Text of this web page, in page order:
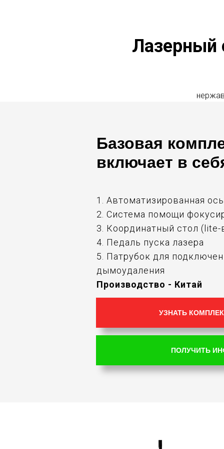
Лазерный
1. Автоматизированная
2. Система помощи
3. Координатный стол (lite-
4. Педаль пуска лазера
5. Патрубок для
дымоудаления
Производство - Китай
Базовая
включает в
УЗНАТЬ
ПОЛУЧИТЬ